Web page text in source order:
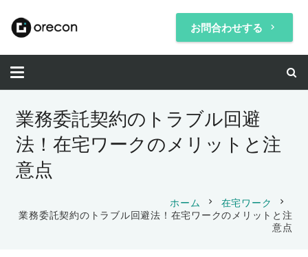
お問合わせする keyboard_arrow_right
業務委託契約のトラブル回避
法！在宅ワークのメリットと注
意点
ホーム chevron_right 在宅ワーク chevron_right
業務委託契約のトラブル回避法！在宅ワークのメリットと注
意点